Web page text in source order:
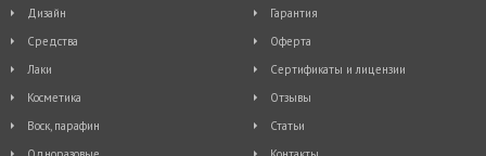
Дизайн
Средства
Лаки
Косметика
Воск, парафин
Гарантия
Оферта
Сертификаты и лицензии
Отзывы
Статьи